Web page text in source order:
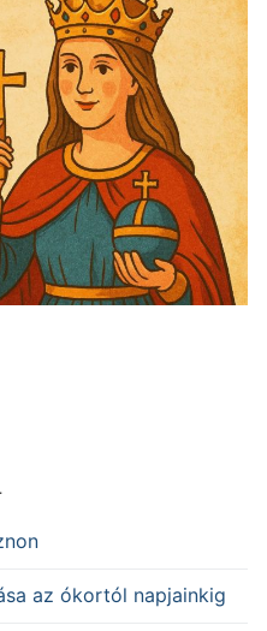
az ókortól napjainkig